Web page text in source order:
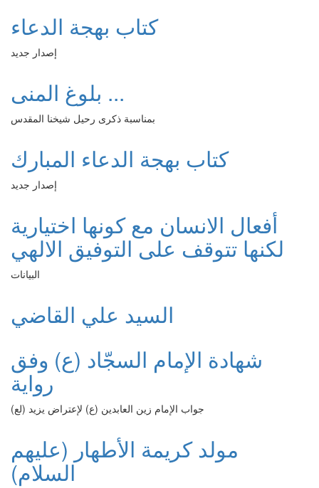
كتاب بهجة الدعاء
إصدار جديد
بلوغ المنى ...
بمناسبة ذكرى رحيل شيخنا المقدس
كتاب بهجة الدعاء المبارك
إصدار جديد
أفعال الانسان مع كونها اختيارية
لكنها تتوقف على التوفيق الالهي
البيانات
السيد علي القاضي
شهادة الإمام السجّاد (ع) وفق
رواية
جواب الإمام زين العابدين (ع) لإعتراض يزيد (لع)
مولد كريمة الأطهار (عليهم
السلام)